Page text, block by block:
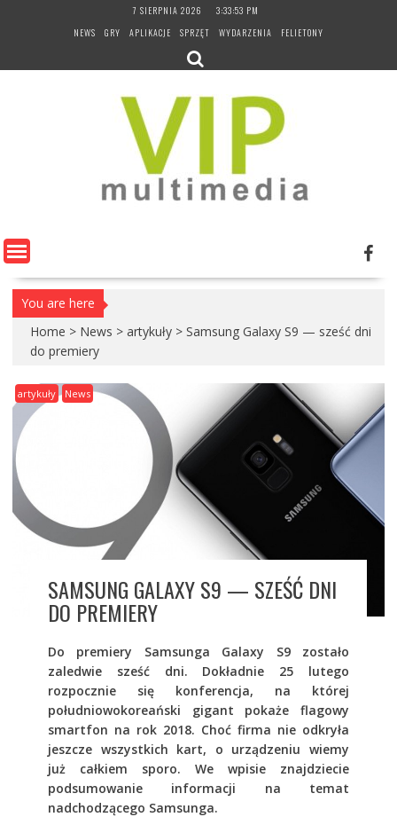
7 SIERPNIA 2026
3:33:54 PM
NEWS
GRY APLIKACJE SPRZĘT WYDARZENIA FELIETONY
You are here
Home > News > artykuły > Samsung Galaxy S9 — sześć dni
do premiery
artykuły News
SAMSUNG GALAXY S9 — SZEŚĆ DNI
DO PREMIERY
Do premiery Samsunga Galaxy S9 zostało
zaledwie sześć dni. Dokładnie 25 lutego
rozpocznie się konferencja, na której
południowokoreański gigant pokaże flagowy
smartfon na rok 2018. Choć firma nie odkryła
jeszcze wszystkich kart, o urządzeniu wiemy
już całkiem sporo. We wpisie znajdziecie
podsumowanie informacji na temat
nadchodzącego Samsunga.